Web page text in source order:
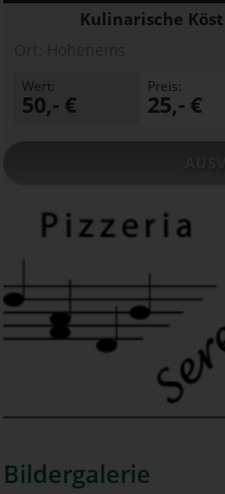
Kulinarische
Wert:
50,- €
Preis:
25,- €
Bildergalerie